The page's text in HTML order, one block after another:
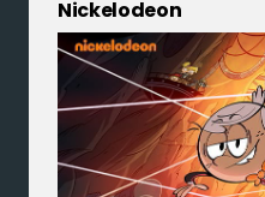
Nickelodeon